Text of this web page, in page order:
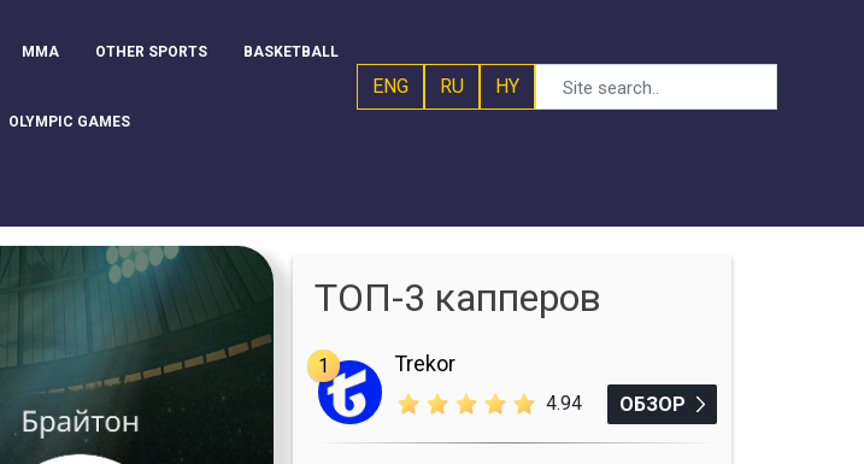
MMA OTHER SPORTS BASKETBALL
OLYMPIC GAMES
ENG RU HY
ТОП-3 капперов
1 Trekor
4.94 ОБЗОР